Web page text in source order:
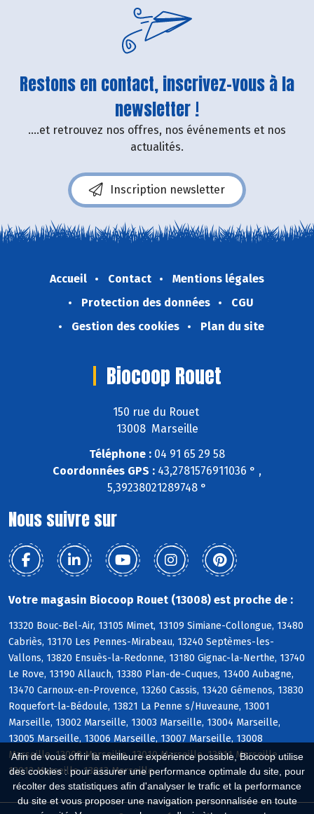
Afin de vous offrir la meilleure expérience possible, Biocoop utilise
des cookies : pour assurer une performance optimale du site, pour
récolter des statistiques afin d'analyser le trafic et la performance
du site et vous proposer une navigation personnalisée en toute
Restons en contact, inscrivez-vous à la
newsletter !
....et retrouvez nos offres, nos événements et nos
actualités.
Inscription newsletter
Accueil Contact
Mentions légales
Protection des données
CGU
Gestion des cookies
Plan du site
Biocoop Rouet
150 rue du Rouet
13008 Marseille
Téléphone : 04 91 65 29 58
Coordonnées GPS : 43,2781576911036 ° ,
5,39238021289748 °
Nous suivre sur
Votre magasin Biocoop Rouet (13008) est proche de :
13320 Bouc-Bel-Air, 13105 Mimet, 13109 Simiane-Collongue, 13480
Cabriès, 13170 Les Pennes-Mirabeau, 13240 Septèmes-les-
Vallons, 13820 Ensuès-la-Redonne, 13180 Gignac-la-Nerthe, 13740
Le Rove, 13190 Allauch, 13380 Plan-de-Cuques, 13400 Aubagne,
13470 Carnoux-en-Provence, 13260 Cassis, 13420 Gémenos, 13830
Roquefort-la-Bédoule, 13821 La Penne s/Huveaune, 13001
Marseille, 13002 Marseille, 13003 Marseille, 13004 Marseille,
13005 Marseille, 13006 Marseille, 13007 Marseille, 13008
Marseille, 13009 Marseille, 13010 Marseille, 13011 Marseille,
13012 Marseille, 13013 Marseille